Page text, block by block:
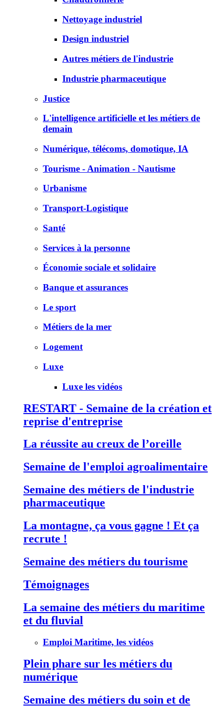
Nettoyage industriel
Design industriel
Autres métiers de l'industrie
Industrie pharmaceutique
Justice
L'intelligence artificielle et les métiers de
demain
Numérique, télécoms, domotique, IA
Tourisme - Animation - Nautisme
Urbanisme
Transport-Logistique
Santé
Services à la personne
Économie sociale et solidaire
Banque et assurances
Le sport
Métiers de la mer
Logement
Luxe
Luxe les vidéos
RESTART - Semaine de la création et
reprise d'entreprise
La réussite au creux de l’oreille
Semaine de l'emploi agroalimentaire
Semaine des métiers de l'industrie
pharmaceutique
La montagne, ça vous gagne ! Et ça
recrute !
Semaine des métiers du tourisme
Témoignages
La semaine des métiers du maritime
et du fluvial
Emploi Maritime, les vidéos
Plein phare sur les métiers du
numérique
Semaine des métiers du soin et de